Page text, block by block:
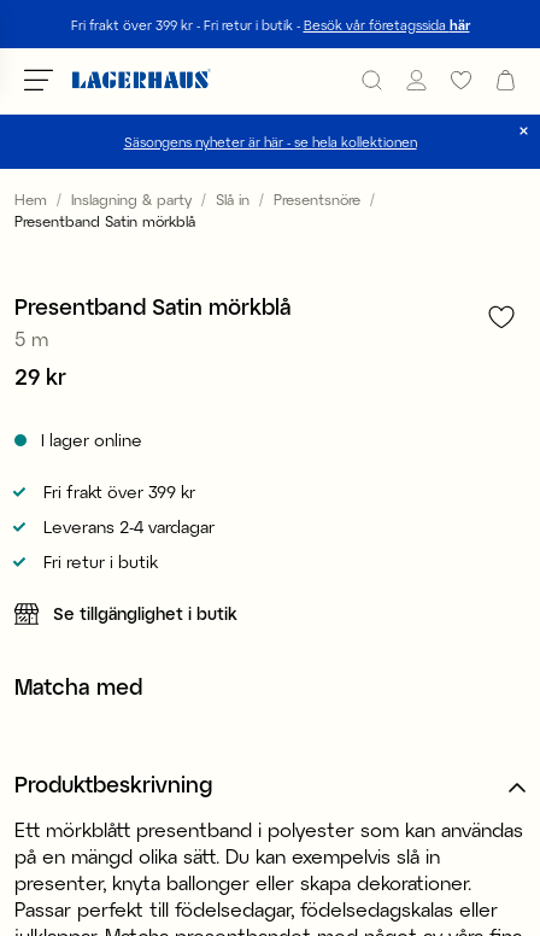
Fri frakt över 399 kr - Fri retur i butik - Besök vår företagssida här
Säsongens nyheter är här - se hela kollektionen
Välj språk / valuta
Hem Inslagning & party Slå in
Presentsnöre
Presentband Satin mörkblå
Presentband Satin mörkblå
5 m
Pris:29 kr
29 kr
I lager online
Fri frakt över 399 kr
Leverans 2-4 vardagar
Fri retur i butik
Se tillgänglighet i butik
Matcha med
Produktbeskrivning
Ett mörkblått presentband i polyester som kan användas
på en mängd olika sätt. Du kan exempelvis slå in
presenter, knyta ballonger eller skapa dekorationer.
Passar perfekt till födelsedagar, födelsedagskalas eller